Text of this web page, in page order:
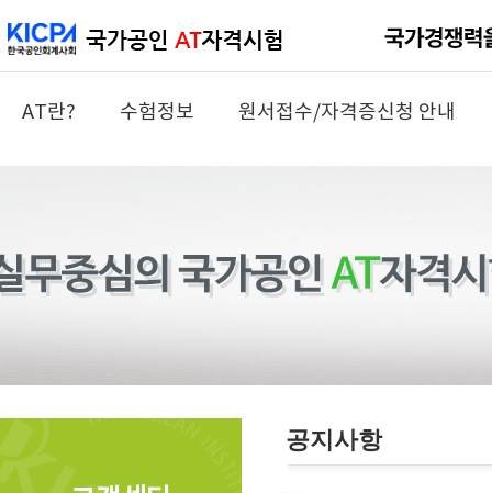
AT란? 수험정보 원서접수/자격증신청 안내
공지사항